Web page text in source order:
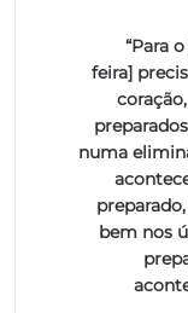
“Para
feira]
numa
bem nos